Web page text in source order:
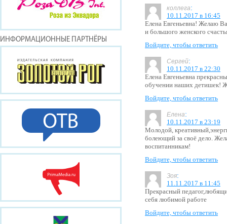
ИНФОРМАЦИОННЫЕ ПАРТНЁРЫ
коллега:
10.11.2017 в 16:45
Елена Евгеньевна! Желаю
и большого женского
Войдите, чтобы ответить
Сергей:
10.11.2017 в 22:30
Елена Евгеньевна
обучении наших детишек!
Войдите, чтобы ответить
Елена:
10.11.2017 в 23:19
Молодой,
болеющий за своё дело.
воспитанникам!
Войдите, чтобы ответить
Зоя:
11.11.2017 в 11:45
Прекрасный
себя любимой работе
Войдите, чтобы ответить